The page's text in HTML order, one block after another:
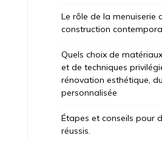
Le rôle de la menuiserie
construction
Quels choix de
et de techniques
rénovation esthétique,
personnalisée
Étapes et conseils pour
réussis.